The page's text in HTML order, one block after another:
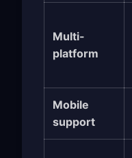
Multi-
platform
Mobile
support